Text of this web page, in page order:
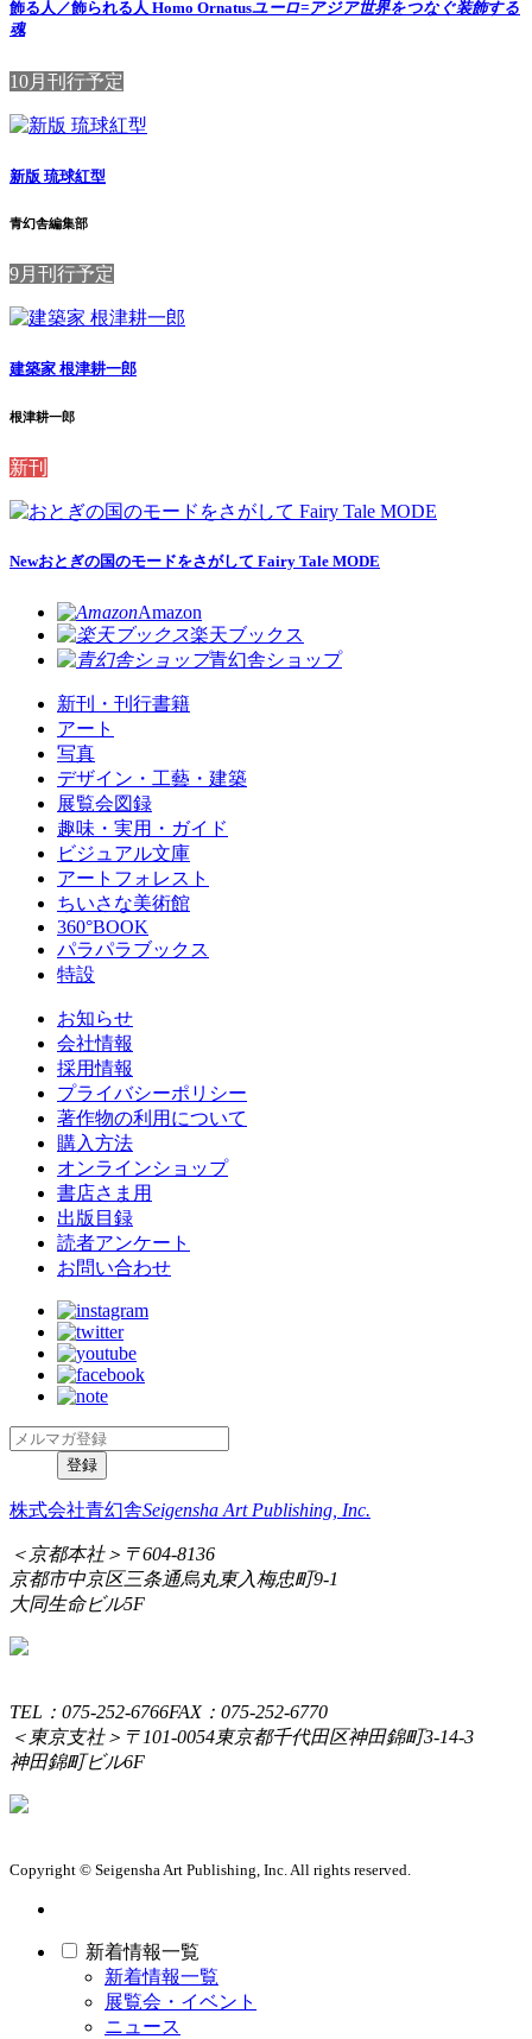
飾る人／飾られる人 Homo Ornatusユーロ=アジア世界をつなぐ装飾する
魂
10月刊行予定
新版 琉球紅型
青幻舎編集部
9月刊行予定
建築家 根津耕一郎
根津耕一郎
新刊
Newおとぎの国のモードをさがして Fairy Tale MODE
Amazon
楽天ブックス
青幻舎ショップ
新刊・刊行書籍
アート
写真
デザイン・工藝・建築
展覧会図録
趣味・実用・ガイド
ビジュアル文庫
アートフォレスト
ちいさな美術館
360°BOOK
パラパラブックス
特設
お知らせ
会社情報
採用情報
プライバシーポリシー
著作物の利用について
購入方法
オンラインショップ
書店さま用
出版目録
読者アンケート
お問い合わせ
株式会社青幻舎Seigensha Art Publishing, Inc.
＜京都本社＞ 〒604-8136
京都市中京区三条通烏丸東入梅忠町9-1
大同生命ビル5F
TEL：075-252-6766FAX：075-252-6770
＜東京支社＞ 〒101-0054東京都千代田区神田錦町3-14-3
神田錦町ビル6F
Copyright © Seigensha Art Publishing, Inc. All rights reserved.
新着情報一覧
新着情報一覧
展覧会・イベント
ニュース